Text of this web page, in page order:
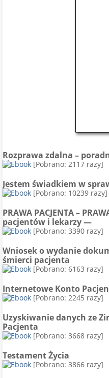
Rozprawa zdalna –
[Pobrano: 2117 razy]
Jestem świadkiem w
[Pobrano: 10239 razy]
PRAWA PACJENTA –
pacjentów i lekarzy —
[Pobrano: 3390 razy]
Wniosek o wydanie
śmierci pacjenta
[Pobrano: 6163 razy]
Internetowe Konto
[Pobrano: 2245 razy]
Uzyskiwanie danych ze
Pacjenta
[Pobrano: 3668 razy]
Testament Życia
[Pobrano: 3866 razy]